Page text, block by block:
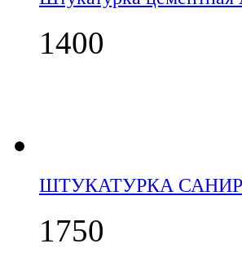
1400
ШТУКАТУРКА
1750